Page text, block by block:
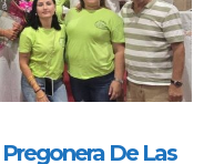
De Las